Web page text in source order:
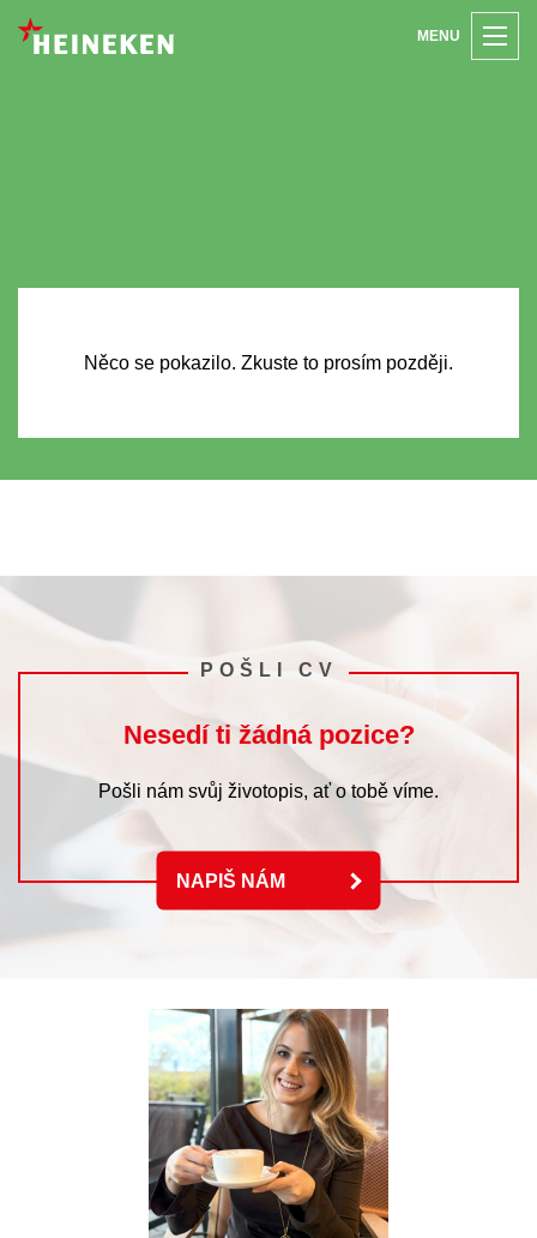
MENU
Něco se pokazilo. Zkuste to prosím později.
POŠLI CV
Nesedí ti žádná pozice?
Pošli nám svůj životopis, ať o tobě víme.
NAPIŠ NÁM